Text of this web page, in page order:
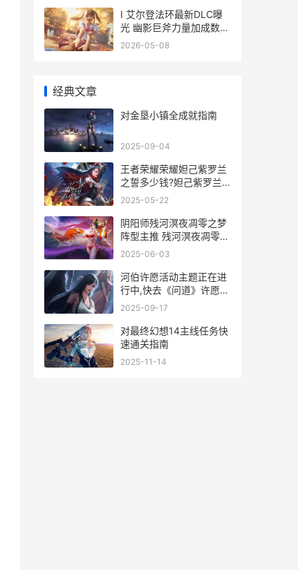
I 艾尔登法环最新DLC曝
光 幽影巨斧力量加成数值
详解
2026-05-08
经典文章
对金垦小镇全成就指南
2025-09-04
王者荣耀荣耀妲己紫罗兰
之誓多少钱?妲己紫罗兰
之誓皮肤图片说明 王者荣
2025-05-22
阴阳师残河溟夜凋零之梦
阵型主推 残河溟夜凋零之
梦阵型组合策略 阴阳师冥
2025-06-03
河伯许愿活动主题正在进
行中,快去《问道》许愿中
大奖吧 河伯许愿活动主题
2025-09-17
对最终幻想14主线任务快
速通关指南
2025-11-14